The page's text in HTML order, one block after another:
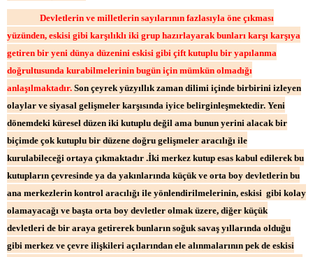
Devletlerin ve milletlerin sayılarının fazlasıyla öne çıkması
yüzünden, eskisi gibi karşılıklı iki grup hazırlayarak bunları karşı karşıya
getiren bir yeni dünya düzenini eskisi gibi çift kutuplu bir yapılanma
doğrultusunda kurabilmelerinin bugün için mümkün olmadığı
anlaşılmaktadır. Son çeyrek yüzyıllık zaman dilimi içinde birbirini izleyen
olaylar ve siyasal gelişmeler karşısında iyice belirginleşmektedir. Yeni
dönemdeki küresel düzen iki kutuplu değil ama bunun yerini alacak bir
biçimde çok kutuplu bir düzene doğru gelişmeler aracılığı ile
kurulabileceği ortaya çıkmaktadır .İki merkez kutup esas kabul edilerek bu
kutupların çevresinde ya da yakınlarında küçük ve orta boy devletlerin bu
ana merkezlerin kontrol aracılığı ile yönlendirilmelerinin, eskisi gibi kolay
olamayacağı ve başta orta boy devletler olmak üzere, diğer küçük
devletleri de bir araya getirerek bunların soğuk savaş yıllarında olduğu
gibi merkez ve çevre ilişkileri açılarından ele alınmalarının pek de eskisi